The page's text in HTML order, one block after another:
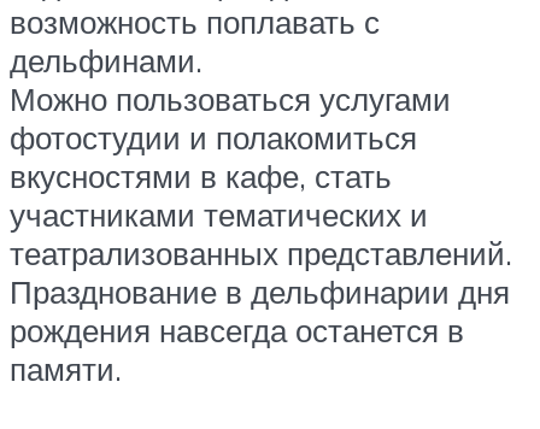
возможность поплавать с
дельфинами.
Можно пользоваться услугами
фотостудии и полакомиться
вкусностями в кафе, стать
участниками тематических и
театрализованных представлений.
Празднование в дельфинарии дня
рождения навсегда останется в
памяти.